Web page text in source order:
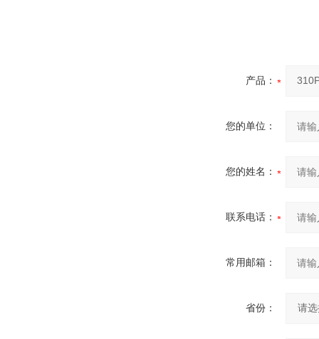
产品：
您的单位：
您的姓名：
联系电话：
常用邮箱：
省份：